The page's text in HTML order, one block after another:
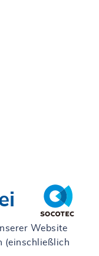
Website
(einschließlich